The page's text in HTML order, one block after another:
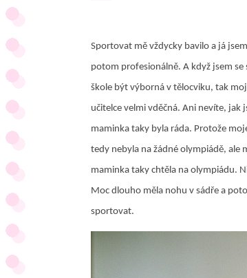
Sportovat mě vždycky bavilo a já
potom profesionálně. A když jsem se
škole být výborná v tělocviku, tak
učitelce velmi vděčná. Ani nevíte, jak
maminka taky byla ráda. Protože
tedy nebyla na žádné olympiádě, ale
maminka taky chtěla na olympiádu.
Moc dlouho měla nohu v sádře a
sportovat.